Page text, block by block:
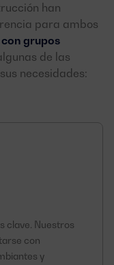
han
para ambos
con grupos
de las
necesidades:
clave. Nuestros
con
y